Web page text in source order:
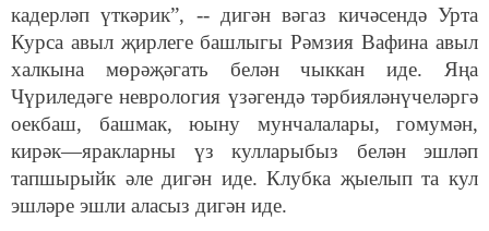
кадерләп үткәрик”, -- дигән вәгаз кичәсендә Урта
Курса авыл җирлеге башлыгы Рәмзия Вафина авыл
халкына мөрәҗәгать белән чыккан иде. Яңа
Чүриледәге неврология үзәгендә тәрбияләнүчеләргә
оекбаш, башмак, юыну мунчалалары, гомумән,
кирәк—яракларны үз кулларыбыз белән эшләп
тапшырыйк әле дигән иде. Клубка җыелып та кул
эшләре эшли аласыз дигән иде.